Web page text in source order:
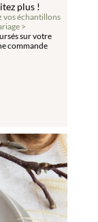
plus !
vos échantillons
>
sur votre
commande